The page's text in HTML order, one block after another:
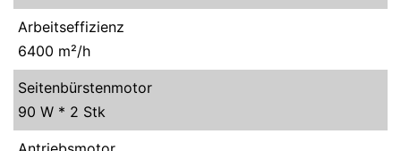
Arbeitseffizienz
6400 m²/h
Seitenbürstenmotor
90 W * 2 Stk